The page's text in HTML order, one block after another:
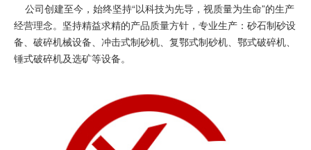
公司创建至今，始终坚持“以科技为先导，视质量为生命”的生产
经营理念。坚持精益求精的产品质量方针，专业生产：砂石制砂设
备、破碎机械设备、冲击式制砂机、复鄂式制砂机、鄂式破碎机、
锤式破碎机及选矿等设备。